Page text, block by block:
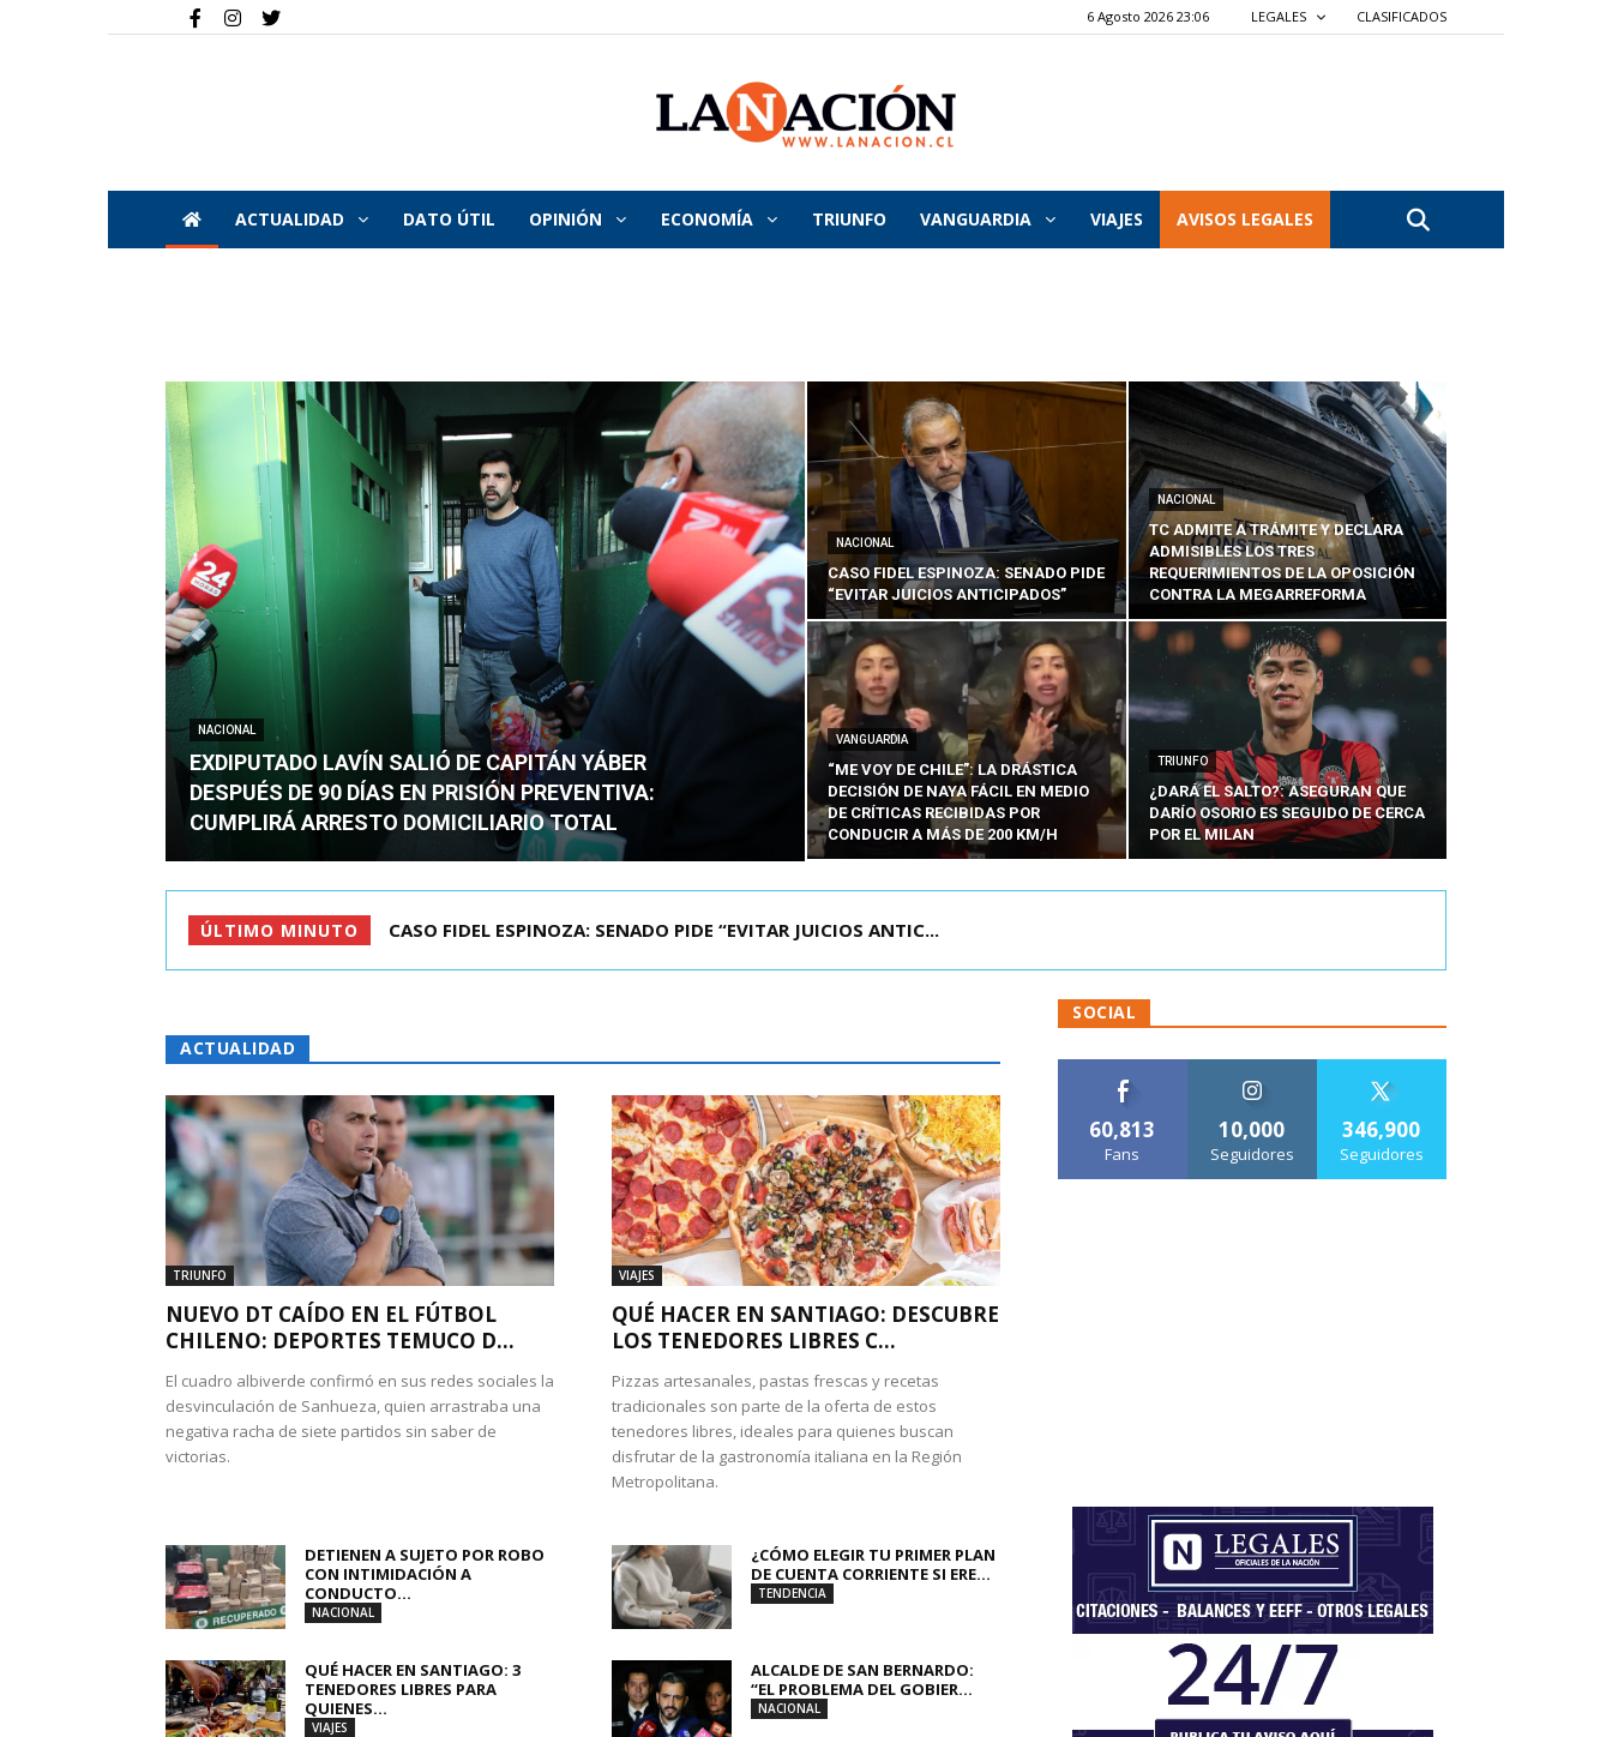
6 Agosto 2026 23:06 LEGALES CLASIFICADOS
La
Nación
ACTUALIDAD DATO ÚTIL OPINIÓN ECONOMÍA TRIUNFO VANGUARDIA VIAJES AVISOS LEGALES
NACIONAL
EXDIPUTADO LAVÍN SALIÓ DE CAPITÁN YÁBER
DESPUÉS DE 90 DÍAS EN PRISIÓN PREVENTIVA:
CUMPLIRÁ ARRESTO DOMICILIARIO TOTAL
NACIONAL
CASO FIDEL ESPINOZA: SENADO PIDE
“EVITAR JUICIOS ANTICIPADOS”
NACIONAL
TC ADMITE A TRÁMITE Y DECLARA
ADMISIBLES LOS TRES
REQUERIMIENTOS DE LA OPOSICIÓN
CONTRA LA MEGARREFORMA
VANGUARDIA
“ME VOY DE CHILE”: LA DRÁSTICA
DECISIÓN DE NAYA FÁCIL EN MEDIO
DE CRÍTICAS RECIBIDAS POR
CONDUCIR A MÁS DE 200 KM/H
TRIUNFO
¿DARÁ EL SALTO?: ASEGURAN QUE
DARÍO OSORIO ES SEGUIDO DE CERCA
POR EL MILAN
ÚLTIMO MINUTO TC ADMITE A TRÁMITE Y DECLARA ADMISIBLES LOS TRES REQU...
ACTUALIDAD
TRIUNFO
NUEVO DT CAÍDO EN EL FÚTBOL
CHILENO: DEPORTES TEMUCO D...
El cuadro albiverde confirmó en sus redes sociales la
desvinculación de Sanhueza, quien arrastraba una
negativa racha de siete partidos sin saber de
victorias.
VIAJES
QUÉ HACER EN SANTIAGO: DESCUBRE
LOS TENEDORES LIBRES C...
Pizzas artesanales, pastas frescas y recetas
tradicionales son parte de la oferta de estos
tenedores libres, ideales para quienes buscan
disfrutar de la gastronomía italiana en la Región
Metropolitana.
DETIENEN A SUJETO POR ROBO
CON INTIMIDACIÓN A
CONDUCTO...
NACIONAL
¿CÓMO ELEGIR TU PRIMER PLAN
DE CUENTA CORRIENTE SI ERE...
TENDENCIA
QUÉ HACER EN SANTIAGO: 3
TENEDORES LIBRES PARA
QUIENES...
VIAJES
ALCALDE DE SAN BERNARDO:
“EL PROBLEMA DEL GOBIER...
NACIONAL
SOCIAL
60,813
Fans
10,000
Seguidores
346,900
Seguidores